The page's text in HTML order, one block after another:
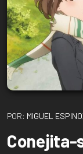
POR: MIGUEL
Conejita-